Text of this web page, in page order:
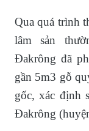
Qua quá trình
lâm sản
Đakrông đã
gần 5m3 gỗ
gốc, xác định
Đakrông